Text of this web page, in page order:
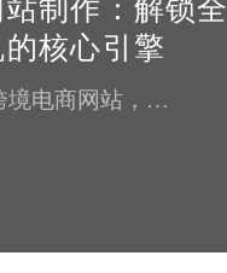
制作：解锁全
核心引擎
搭建专属跨境电商网站，是企业突破地域壁垒、升级全球业务的关键举措，其核心价值体现在多维度商业赋能中。从市场拓展来看，网站打破线下门店与平台规则限制，直接触达全球200多个国家和地区的潜在客户，将目标市场从本土延伸至海外蓝海，大幅拓宽业务边界。相比第三方平台，独立站能自主掌控品牌形象与运营策略，通过定制化设计传递品牌理念，积累专属用户资产，避免陷入同质化竞争与流量依赖。在盈利空间上，网站省去平...